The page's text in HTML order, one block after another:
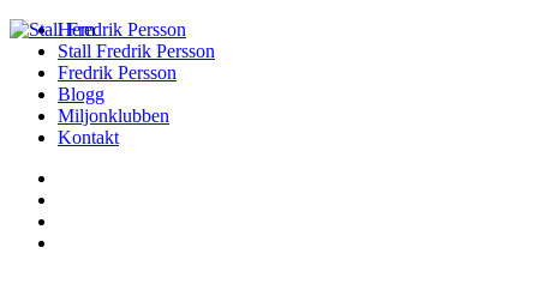
Hem
Stall Fredrik Persson
Fredrik Persson
Blogg
Miljonklubben
Kontakt